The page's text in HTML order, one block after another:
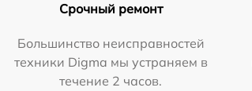
Срочный ремонт
Большинство неисправностей
техники Digma мы устраняем в
течение 2 часов.